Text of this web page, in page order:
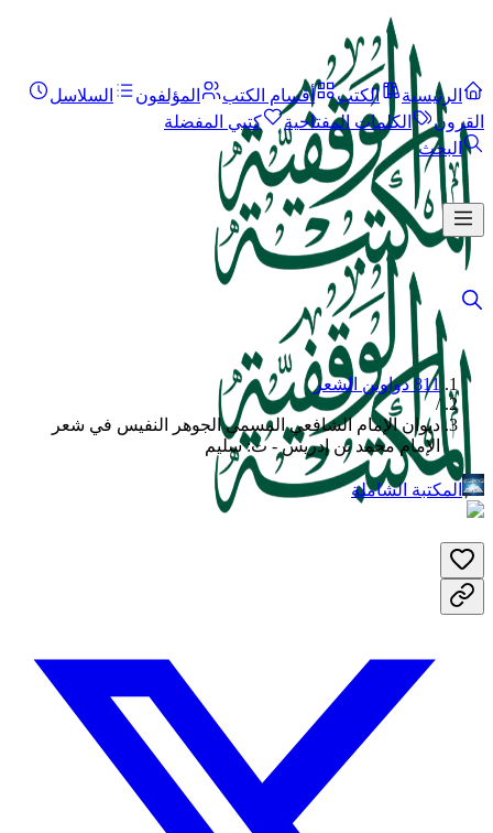
الرئيسية الكتب أقسام الكتب المؤلفون
السلاسل
القرون
الكلمات المفتاحية
كتبي المفضلة
البحث
811 دواوين الشعر
/
ديوان الإمام الشافعي المسمى الجوهر النفيس في شعر
الإمام محمد بن إدريس - ت: سليم
المكتبة الشاملة